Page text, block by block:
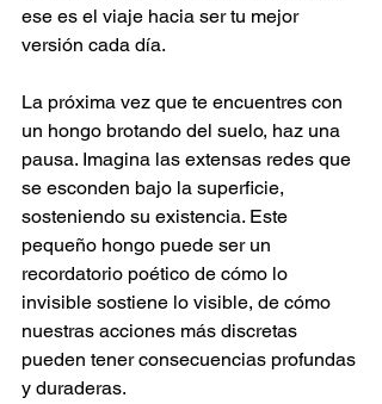
ese es el viaje hacia ser tu mejor
versión cada día.
La próxima vez que te encuentres con
un hongo brotando del suelo, haz una
pausa. Imagina las extensas redes que
se esconden bajo la superficie,
sosteniendo su existencia. Este
pequeño hongo puede ser un
recordatorio poético de cómo lo
invisible sostiene lo visible, de cómo
nuestras acciones más discretas
pueden tener consecuencias profundas
y duraderas.